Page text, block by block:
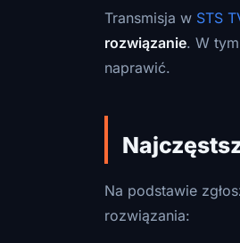
Transmisja w STS
rozwiązanie. W
naprawić.
Na podstawie
rozwiązania: